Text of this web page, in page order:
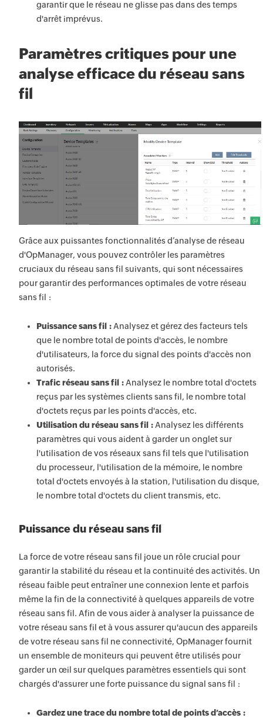
garantir que le réseau ne glisse pas dans des temps
d'arrêt imprévus.
Paramètres critiques pour une
analyse efficace du réseau sans
fil
Grâce aux puissantes fonctionnalités d’analyse de réseau
d'OpManager, vous pouvez contrôler les paramètres
cruciaux du réseau sans fil suivants, qui sont nécessaires
pour garantir des performances optimales de votre réseau
sans fil :
Puissance sans fil : Analysez et gérez des facteurs tels
que le nombre total de points d'accès, le nombre
d'utilisateurs, la force du signal des points d'accès non
autorisés.
Trafic réseau sans fil : Analysez le nombre total d'octets
reçus par les systèmes clients sans fil, le nombre total
d'octets reçus par les points d'accès, etc.
Utilisation du réseau sans fil : Analysez les différents
paramètres qui vous aident à garder un onglet sur
l'utilisation de vos réseaux sans fil tels que l'utilisation
du processeur, l'utilisation de la mémoire, le nombre
total d'octets envoyés à la station, l'utilisation du disque,
le nombre total d'octets du client transmis, etc.
Puissance du réseau sans fil
La force de votre réseau sans fil joue un rôle crucial pour
garantir la stabilité du réseau et la continuité des activités. Un
réseau faible peut entraîner une connexion lente et parfois
même la fin de la connectivité à quelques appareils de votre
réseau sans fil. Afin de vous aider à analyser la puissance de
votre réseau sans fil et à vous assurer qu'aucun des appareils
de votre réseau sans fil ne connectivité, OpManager fournit
un ensemble de moniteurs qui peuvent être utilisés pour
garder un œil sur quelques paramètres essentiels qui sont
chargés d'assurer une forte puissance du signal sans fil :
Gardez une trace du nombre total de points d’accès :